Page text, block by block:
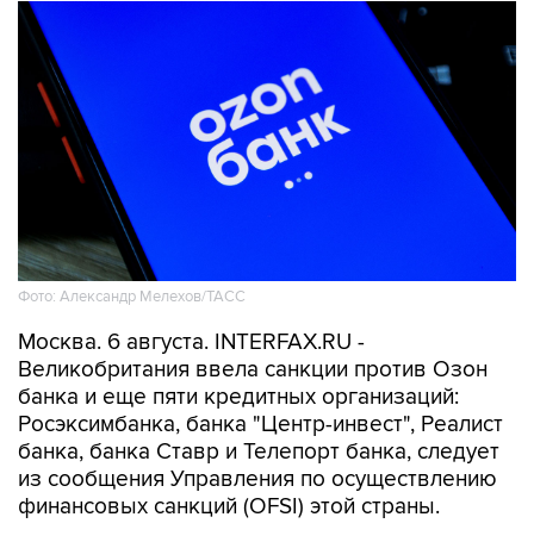
Фото: Александр Мелехов/ТАСС
Москва. 6 августа. INTERFAX.RU -
Великобритания ввела санкции против Озон
банка и еще пяти кредитных организаций:
Росэксимбанка, банка "Центр-инвест", Реалист
банка, банка Ставр и Телепорт банка, следует
из сообщения Управления по осуществлению
финансовых санкций (OFSI) этой страны.